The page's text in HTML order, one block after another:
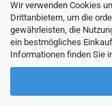
Wir verwenden Cookies
Drittanbietern, um die
gewährleisten, die
ein bestmögliches
Informationen finden Sie
Gewerberabatt
Stoffe auf Rechnung
Information zur Echtheit